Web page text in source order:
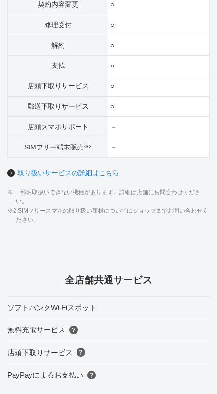
契約内容変更 ○
修理受付 ○
解約 ○
支払 ○
店頭下取りサービス ○
郵送下取りサービス ○
店頭スマホサポート －
SIMフリー端末販売※2 －
取り扱いサービスの詳細はこちら
※ 一部お取扱いできない機種があります。詳細は店舗にお問合わせくださ
い。
※2 SIMフリースマホの取り扱い商材についてはショップまでお問い合わせく
ださい。
全店舗共通サービス
ソフトバンクWi-Fiスポット
無料充電サービス
店頭下取りサービス
PayPayによるお支払い